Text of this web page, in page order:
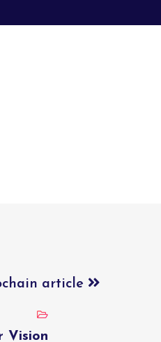
article
Vision